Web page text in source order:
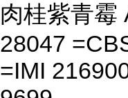
肉桂紫青霉
28047
=IMI